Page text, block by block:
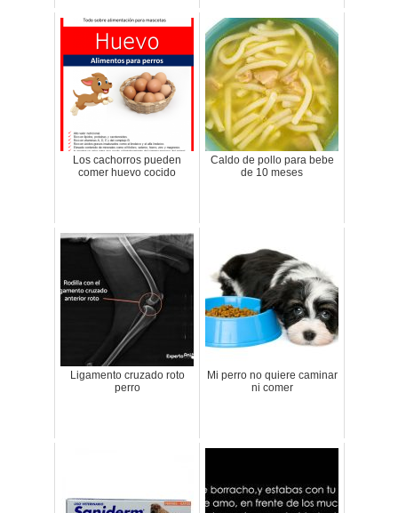
Los cachorros pueden
comer huevo cocido
Caldo de pollo para bebe
de 10 meses
Ligamento cruzado roto
perro
Mi perro no quiere caminar
ni comer